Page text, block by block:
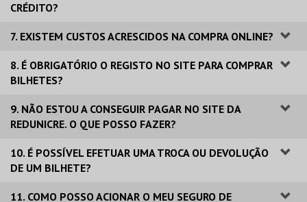
CRÉDITO?
7. EXISTEM CUSTOS ACRESCIDOS NA COMPRA ONLINE?
8. É OBRIGATÓRIO O REGISTO NO SITE PARA COMPRAR
BILHETES?
9. NÃO ESTOU A CONSEGUIR PAGAR NO SITE DA
REDUNICRE. O QUE POSSO FAZER?
10. É POSSÍVEL EFETUAR UMA TROCA OU DEVOLUÇÃO
DE UM BILHETE?
11. COMO POSSO ACIONAR O MEU SEGURO DE